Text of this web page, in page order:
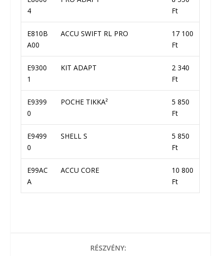
4
Ft
E810B
A00
ACCU SWIFT RL PRO
17 100
Ft
E9300
1
KIT ADAPT
2 340
Ft
E9399
0
POCHE TIKKA²
5 850
Ft
E9499
0
SHELL S
5 850
Ft
E99AC
A
ACCU CORE
10 800
Ft
RÉSZVÉNY: